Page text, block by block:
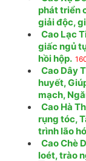
phát triển
giải độc,
Cao Lạc
giấc ngủ
hồi hộp.
Cao Dây
huyết,
mạch,
Cao Hà
rụng tóc,
trình lão
Cao Chè
loét, trào